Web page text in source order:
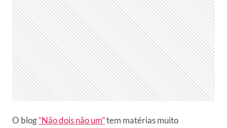
O blog“Não dois não um”tem matérias muito